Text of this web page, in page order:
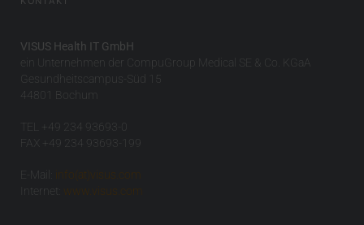
VISUS Health IT GmbH
ein Unternehmen der CompuGroup Medical SE & Co. KGaA
Gesundheitscampus-Süd 15
44801 Bochum
TEL +49 234 93693-0
FAX +49 234 93693-199
E-Mail:
info(at)visus.com
Internet:
www.visus.com